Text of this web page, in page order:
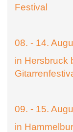
Festival
08. - 14.
in Hersbruck
09. - 15.
in